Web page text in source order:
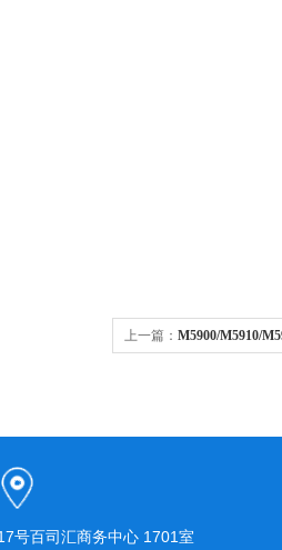
上一篇： M5900/M5910/
号百司汇商务中心 1701室